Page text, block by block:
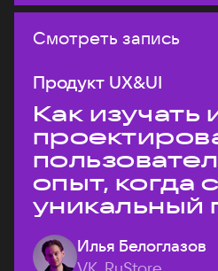
Смотреть запись
Продукт UX&UI
Как изучать
опыт, когда
уникальный
на рынке?
Илья Белоглазов